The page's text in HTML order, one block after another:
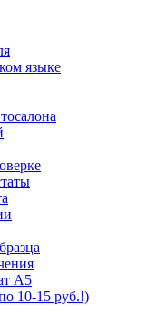
языке
А5
10-15 руб.!)